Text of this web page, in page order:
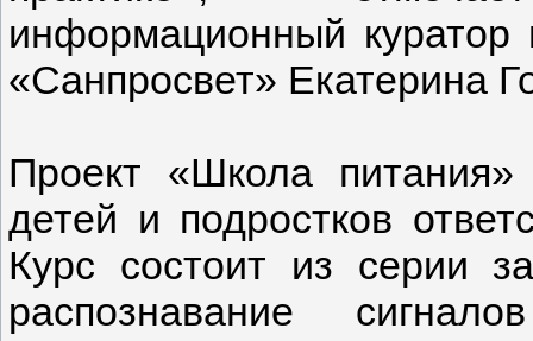
информационный куратор
«Санпросвет» Екатерина
Проект «Школа
детей и подростков
Курс состоит из серии
распознавание